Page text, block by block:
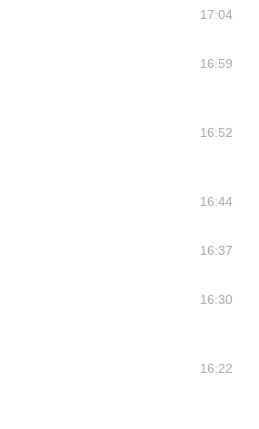
17:04
16:59
16:52
16:44
16:37
16:30
16:22